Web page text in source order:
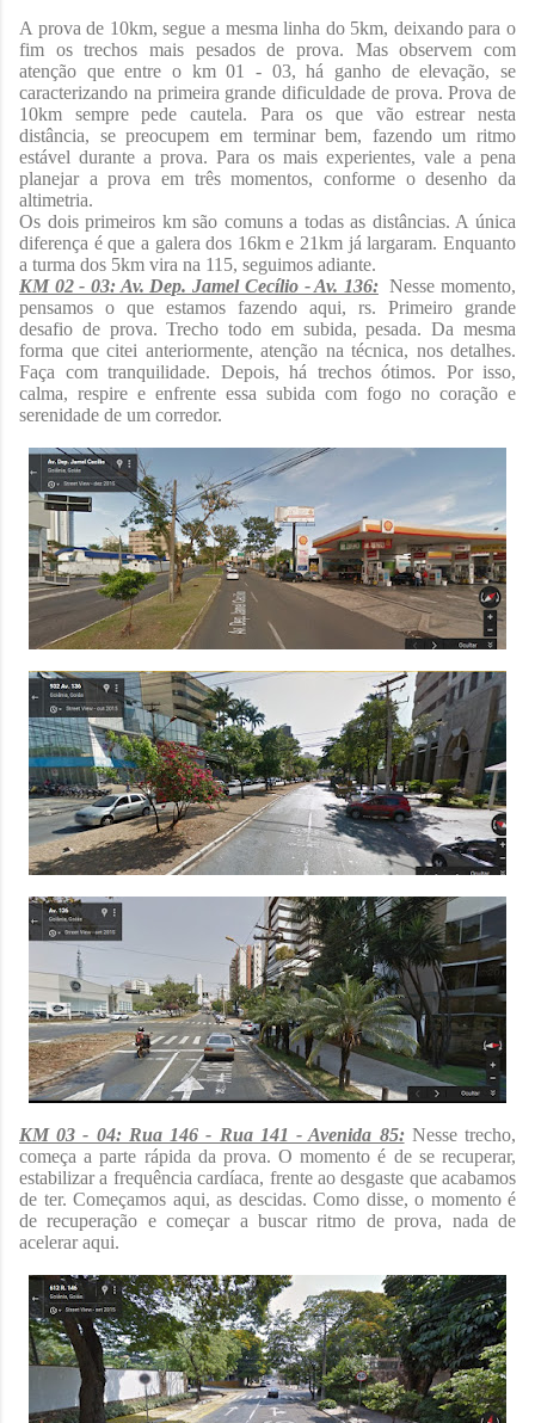
A prova de 10km, segue a mesma linha do 5km, deixando para o
fim os trechos mais pesados de prova. Mas observem com
atenção que entre o km 01 - 03, há ganho de elevação, se
caracterizando na primeira grande dificuldade de prova. Prova de
10km sempre pede cautela. Para os que vão estrear nesta
distância, se preocupem em terminar bem, fazendo um ritmo
estável durante a prova. Para os mais experientes, vale a pena
planejar a prova em três momentos, conforme o desenho da
altimetria.
Os dois primeiros km são comuns a todas as distâncias. A única
diferença é que a galera dos 16km e 21km já largaram. Enquanto
a turma dos 5km vira na 115, seguimos adiante.
KM 02 - 03: Av. Dep. Jamel Cecílio - Av. 136:Nesse momento,
pensamos o que estamos fazendo aqui, rs. Primeiro grande
desafio de prova. Trecho todo em subida, pesada. Da mesma
forma que citei anteriormente, atenção na técnica, nos detalhes.
Faça com tranquilidade. Depois, há trechos ótimos. Por isso,
calma, respire e enfrente essa subida com fogo no coração e
serenidade de um corredor.
KM 03 - 04: Rua 146 - Rua 141 - Avenida 85:Nesse trecho,
começa a parte rápida da prova. O momento é de se recuperar,
estabilizar a frequência cardíaca, frente ao desgaste que acabamos
de ter. Começamos aqui, as descidas. Como disse, o momento é
de recuperação e começar a buscar ritmo de prova, nada de
acelerar aqui.